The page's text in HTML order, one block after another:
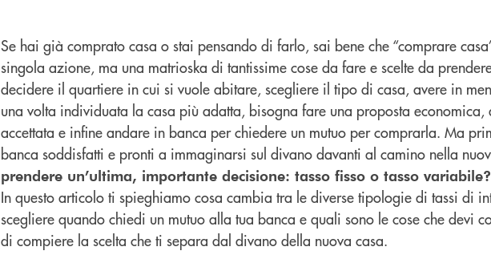
Se hai già comprato casa o stai pensando di farlo, sai bene che “comprare
singola azione, ma una matrioska di tantissime cose da fare e scelte da
decidere il quartiere in cui si vuole abitare, scegliere il tipo di casa, avere in
una volta individuata la casa più adatta, bisogna fare una proposta economica,
accettata e infine andare in banca per chiedere un mutuo per comprarla. Ma
banca soddisfatti e pronti a immaginarsi sul divano davanti al camino nella
prendere un’ultima, importante decisione: tasso fisso o tasso variabile?
In questo articolo ti spieghiamo cosa cambia tra le diverse tipologie di tassi di
scegliere quando chiedi un mutuo alla tua banca e quali sono le cose che devi
di compiere la scelta che ti separa dal divano della nuova casa.